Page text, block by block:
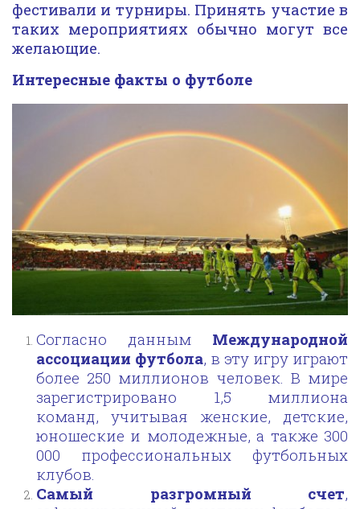
фестивали и турниры. Принять участие в
таких мероприятиях обычно могут все
желающие.
Интересные факты о футболе
Согласно данным Международной
ассоциации футбола, в эту игру играют
более 250 миллионов человек. В мире
зарегистрировано 1,5 миллиона
команд, учитывая женские, детские,
юношеские и молодежные, а также 300
000 профессиональных футбольных
клубов.
Самый разгромный счет,